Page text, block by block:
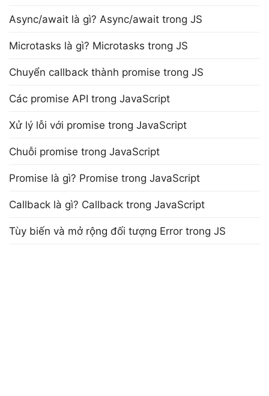
Async/await là gì? Async/await trong JS
Microtasks là gì? Microtasks trong JS
Chuyển callback thành promise trong JS
Các promise API trong JavaScript
Xử lý lỗi với promise trong JavaScript
Chuỗi promise trong JavaScript
Promise là gì? Promise trong JavaScript
Callback là gì? Callback trong JavaScript
Tùy biến và mở rộng đối tượng Error trong JS